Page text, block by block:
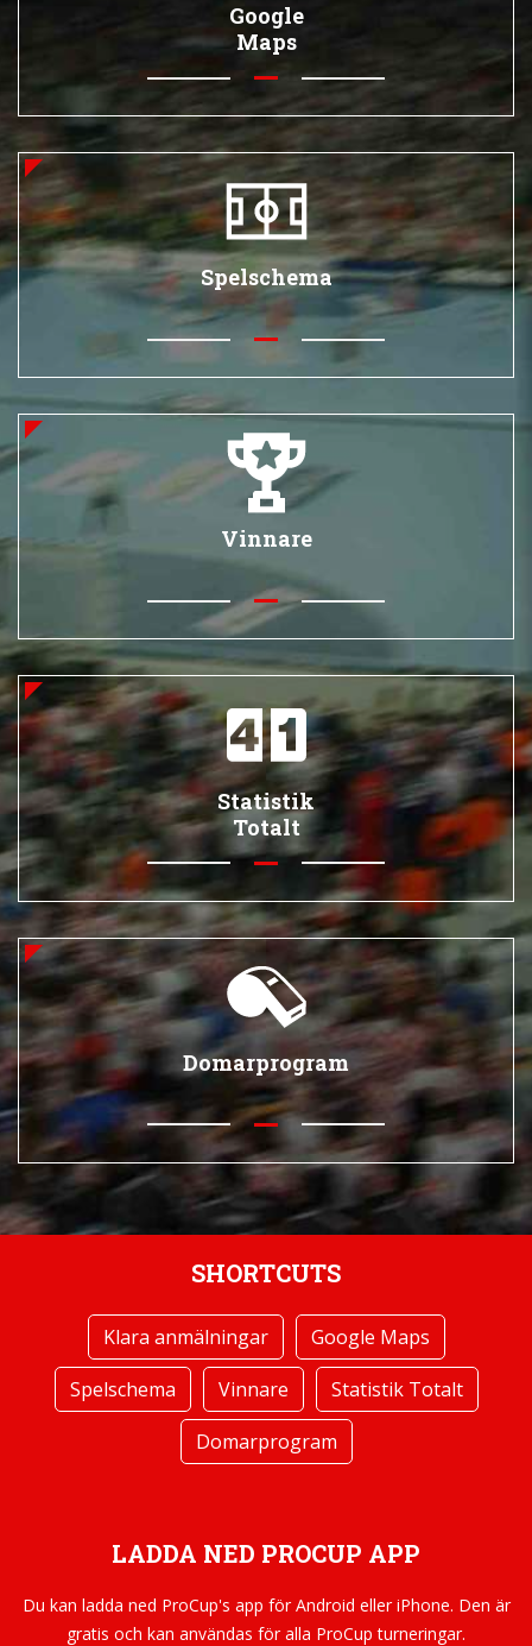
Google
Maps
Spelschema
Vinnare
Statistik
Totalt
Domarprogram
SHORTCUTS
Klara anmälningar
Google Maps
Spelschema
Vinnare
Statistik Totalt
Domarprogram
LADDA NED PROCUP APP
Du kan ladda ned ProCup's app för Android eller iPhone. Den är
gratis och kan användas för alla ProCup turneringar.